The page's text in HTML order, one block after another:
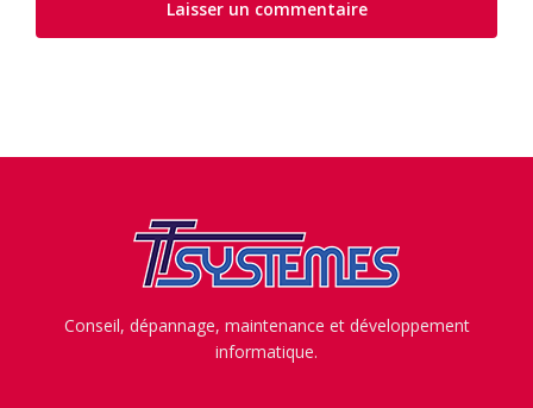
Conseil, dépannage, maintenance et développement
informatique.